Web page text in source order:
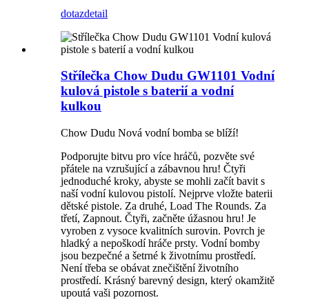
dotazdetail
Střílečka Chow Dudu GW1101 Vodní
kulová pistole s baterií a vodní
kulkou
Chow Dudu Nová vodní bomba se blíží!
Podporujte bitvu pro více hráčů, pozvěte své
přátele na vzrušující a zábavnou hru! Čtyři
jednoduché kroky, abyste se mohli začít bavit s
naší vodní kulovou pistolí. Nejprve vložte baterii
dětské pistole. Za druhé, Load The Rounds. Za
třetí, Zapnout. Čtyři, začněte úžasnou hru! Je
vyroben z vysoce kvalitních surovin. Povrch je
hladký a nepoškodí hráče prsty. Vodní bomby
jsou bezpečné a šetrné k životnímu prostředí.
Není třeba se obávat znečištění životního
prostředí. Krásný barevný design, který okamžitě
upoutá vaši pozornost.